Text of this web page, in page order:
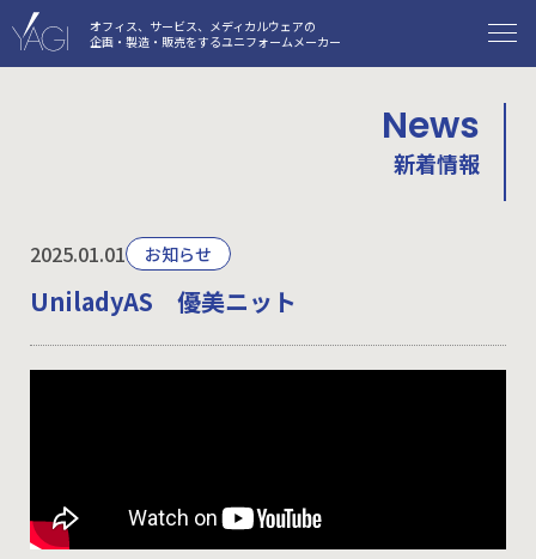
オフィス、サービス、メディカルウェアの
企画・製造・販売をするユニフォームメーカー
新着情報
News
2025.01.01 お知らせ
UniladyAS 優美ニット